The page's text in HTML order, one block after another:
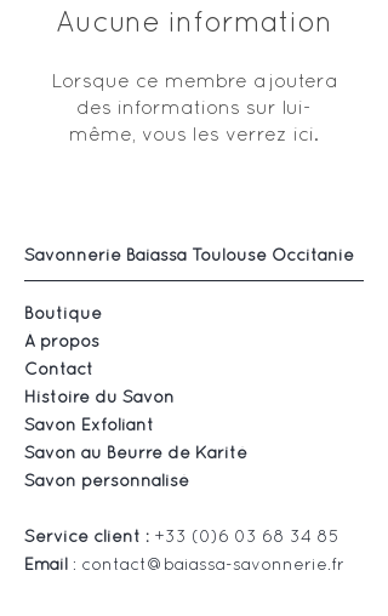
Aucune information
Lorsque ce membre ajoutera
des informations sur lui-
même, vous les verrez ici.
Savonnerie Baiassa Toulouse Occitanie
Boutique
À propos
Contact
Histoire du Savon
Savon Exfoliant
Savon au Beurre de Karité
Savon personnalisé
Service client : +33 (0)6 03 68 34 85
Email : contact@baiassa-savonnerie.fr